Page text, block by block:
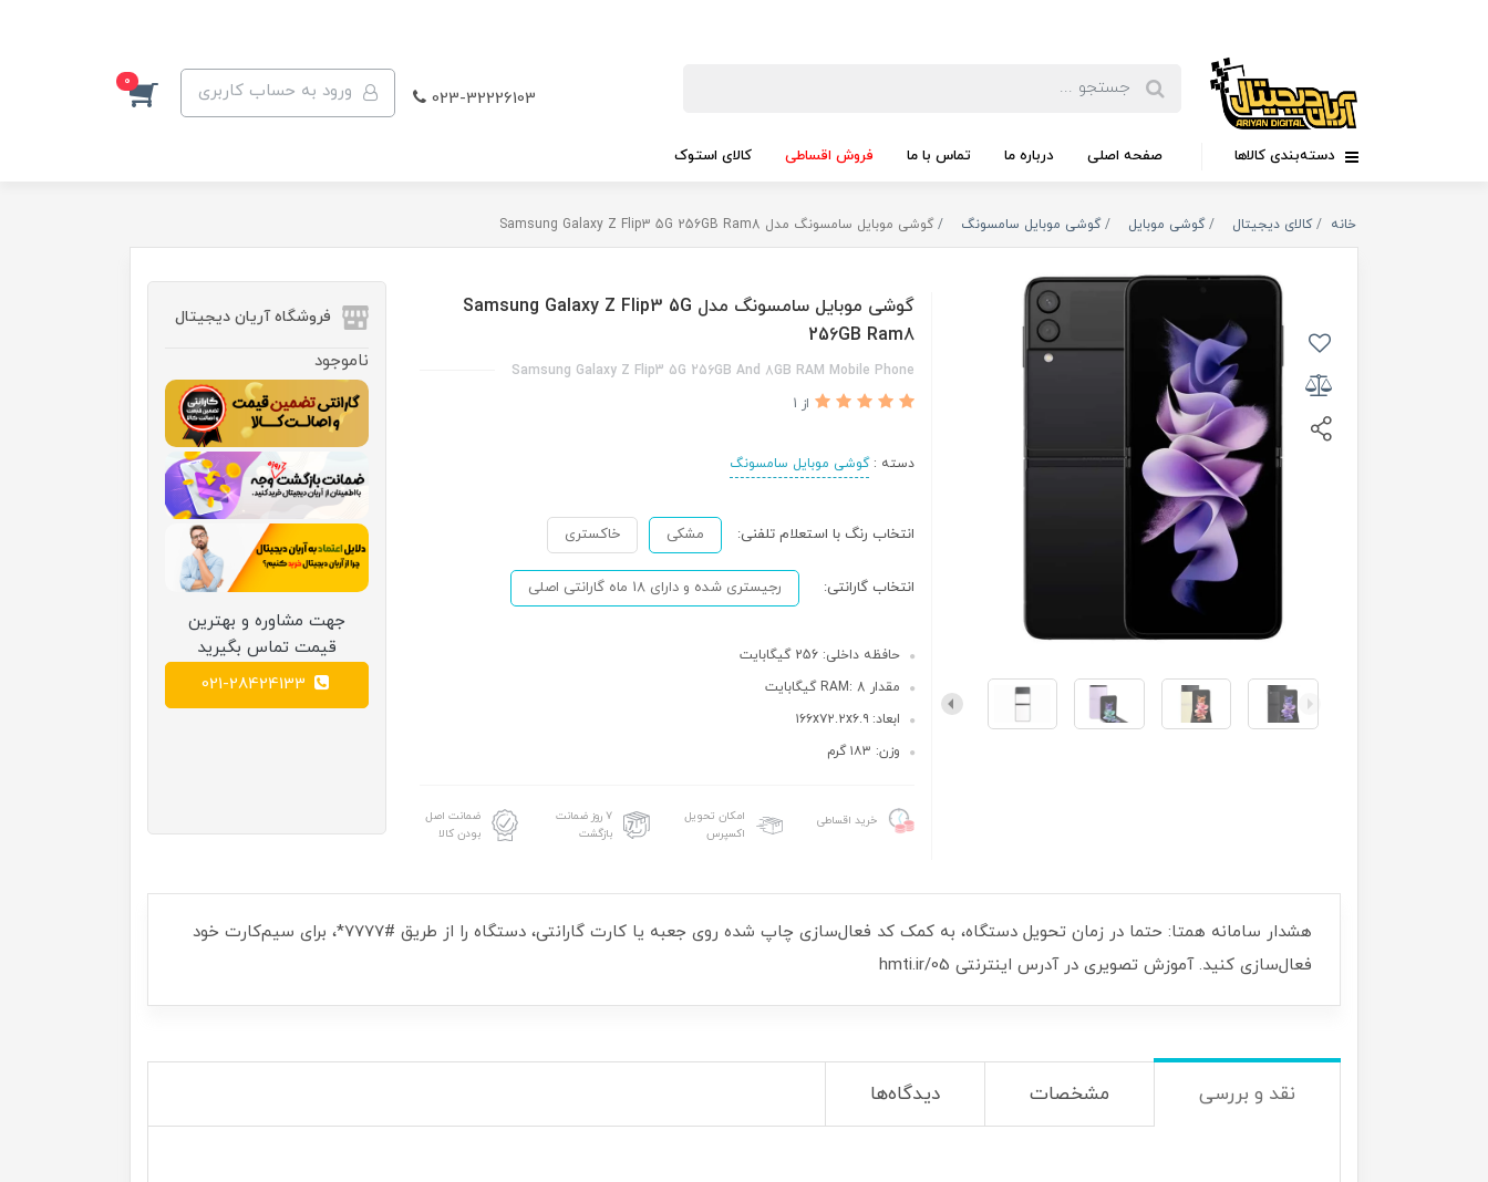
023-32226103 ورود به حساب کاربری 0
دسته‌بندی کالاها صفحه اصلی درباره ما تماس با ما فروش اقساطی کالای استوک
خانه کالای دیجیتال گوشی موبایل گوشی موبایل سامسونگ گوشی موبایل سامسونگ مدل Samsung Galaxy Z Flip3 5G 256GB Ram8
گوشی موبایل سامسونگ مدل Samsung Galaxy Z Flip3 5G
256GB Ram8
Samsung Galaxy Z Flip3 5G 256GB And 8GB RAM Mobile Phone
از 1
دسته :گوشی موبایل سامسونگ
انتخاب رنگ با استعلام تلفنی: مشکی خاکستری
انتخاب گارانتی: رجیستری شده و دارای 18 ماه گارانتی اصلی
حافظه داخلی: 256 گیگابایت
مقدار RAM: 8 گیگابایت
ابعاد: ۱۶۶x۷۲.۲x۶.۹
وزن: ۱۸۳ گرم
خرید اقساطی
امکان تحویل
اکسپرس
۷ روز ضمانت
بازگشت
ضمانت اصل
بودن کالا
فروشگاه آریان دیجیتال
ناموجود
جهت مشاوره و بهترین
قیمت تماس بگیرید
هشدار سامانه همتا: حتما در زمان تحویل دستگاه، به کمک کد فعال‌سازی چاپ شده روی جعبه یا کارت گارانتی، دستگاه را از طریق #7777*، برای سیم‌کارت خود
فعال‌سازی کنید. آموزش تصویری در آدرس اینترنتی hmti.ir/05
نقد و بررسی مشخصات دیدگاه‌ها